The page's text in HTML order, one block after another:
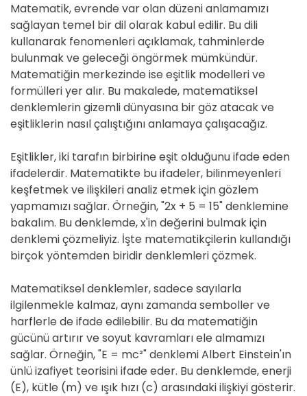
Matematik, evrende var olan düzeni anlamamızı
sağlayan temel bir dil olarak kabul edilir. Bu dili
kullanarak fenomenleri açıklamak, tahminlerde
bulunmak ve geleceği öngörmek mümkündür.
Matematiğin merkezinde ise eşitlik modelleri ve
formülleri yer alır. Bu makalede, matematiksel
denklemlerin gizemli dünyasına bir göz atacak ve
eşitliklerin nasıl çalıştığını anlamaya çalışacağız.
Eşitlikler, iki tarafın birbirine eşit olduğunu ifade eden
ifadelerdir. Matematikte bu ifadeler, bilinmeyenleri
keşfetmek ve ilişkileri analiz etmek için gözlem
yapmamızı sağlar. Örneğin, "2x + 5 = 15" denklemine
bakalım. Bu denklemde, x'in değerini bulmak için
denklemi çözmeliyiz. İşte matematikçilerin kullandığı
birçok yöntemden biridir denklemleri çözmek.
Matematiksel denklemler, sadece sayılarla
ilgilenmekle kalmaz, aynı zamanda semboller ve
harflerle de ifade edilebilir. Bu da matematiğin
gücünü artırır ve soyut kavramları ele almamızı
sağlar. Örneğin, "E = mc²" denklemi Albert Einstein'ın
ünlü izafiyet teorisini ifade eder. Bu denklemde, enerji
(E), kütle (m) ve ışık hızı (c) arasındaki ilişkiyi gösterir.